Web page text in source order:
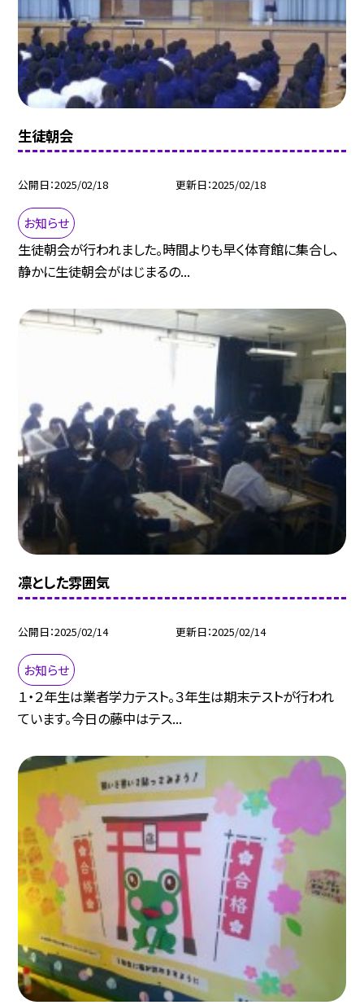
生徒朝会
公開日 2025/02/18 更新日 2025/02/18
お知らせ
生徒朝会が行われました。時間よりも早く体育館に集合し、
静かに生徒朝会がはじまるの...
凛とした雰囲気
公開日 2025/02/14 更新日 2025/02/14
お知らせ
１・２年生は業者学力テスト。３年生は期末テストが行われ
ています。今日の藤中はテス...